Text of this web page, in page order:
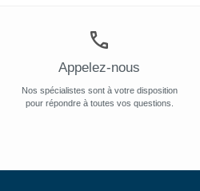
Appelez-nous
Nos spécialistes sont à votre disposition
pour répondre à toutes vos questions.